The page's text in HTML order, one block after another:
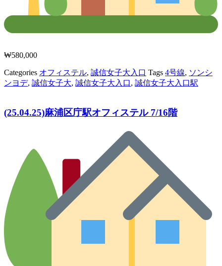
₩580,000
Categories オフィステル, 誠信女子大入口 Tags 4号線, ソンシ
ンヨデ, 誠信女子大, 誠信女子大入口, 誠信女子大入口駅
(25.04.25)麻浦区庁駅オフィステル 7/16階